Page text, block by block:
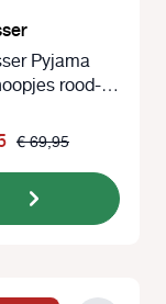
Pyjama
rood-
€ 69,95